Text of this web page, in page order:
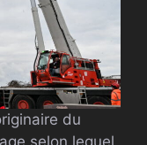
du
selon lequel